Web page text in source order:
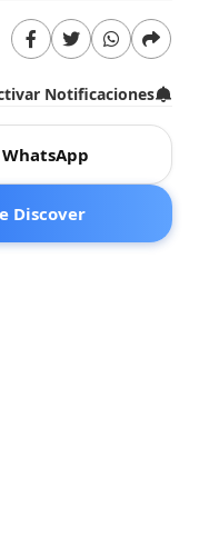
Notificaciones
Discover